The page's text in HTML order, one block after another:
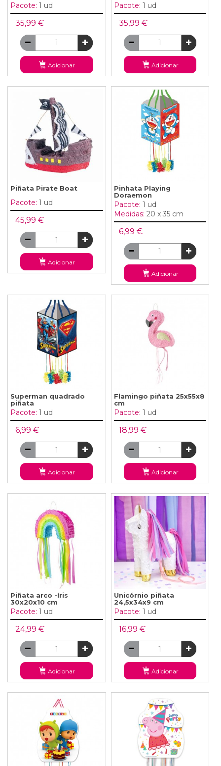
Pacote: 1 ud
35,99 €
Adicionar
Pacote: 1 ud
35,99 €
Adicionar
Piñata Pirate Boat
Pacote: 1 ud
45,99 €
Adicionar
Pinhata Playing
Doraemon
Pacote: 1 ud
Medidas: 20 x 35 cm
6,99 €
Adicionar
Superman quadrado
piñata
Pacote: 1 ud
6,99 €
Adicionar
Flamingo piñata 25x55x8
cm
Pacote: 1 ud
18,99 €
Adicionar
Piñata arco -íris
30x20x10 cm
Pacote: 1 ud
24,99 €
Adicionar
Unicórnio piñata
24,5x34x9 cm
Pacote: 1 ud
16,99 €
Adicionar